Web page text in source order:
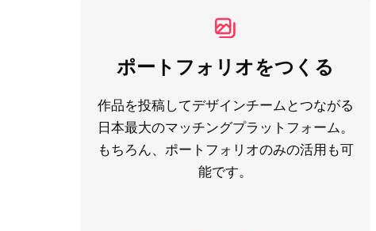
ポートフォリオをつくる
作品を投稿してデザインチームとつながる
日本最大のマッチングプラットフォーム。
もちろん、ポートフォリオのみの活用も可
能です。